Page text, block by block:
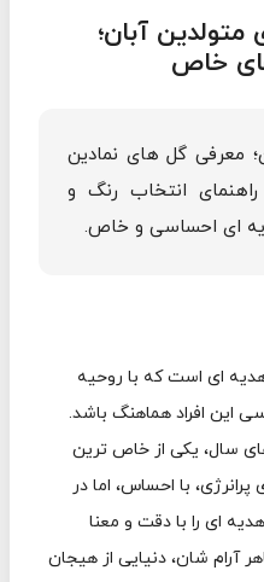
متولدین آبان؛
خاص
معرفی گل های نمادین
راهنمای انتخاب رنگ و
ای احساسی و خاص.
ای است که با روحیه
این افراد هماهنگ باشد.
سال، یکی از خاص ترین
با احساس، اما در
ای را با دقت و معنا
آرام شان، دنیایی از هیجان